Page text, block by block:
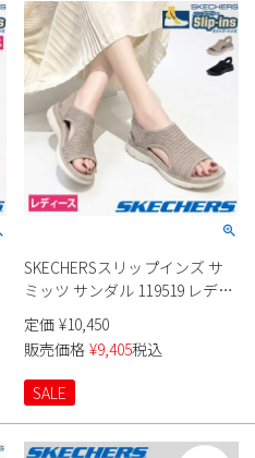
SKECHERSスリップインズ サ
ミッツ サンダル 119519 レディ
ース
定価 ¥10,450
販売価格 ¥9,405税込
SALE